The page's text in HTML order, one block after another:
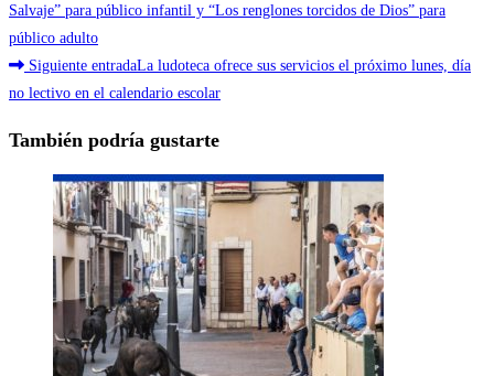
más
artículos
Salvaje” para público infantil y “Los renglones torcidos de Dios” para
público adulto
Siguiente entradaLa ludoteca ofrece sus servicios el próximo lunes, día
no lectivo en el calendario escolar
También podría gustarte